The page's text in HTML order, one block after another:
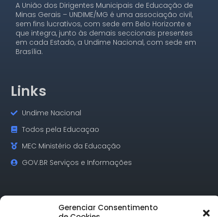
Gerenciar Consentimento
A União dos Dirigentes Municipais de Educação de
Minas Gerais – UNDIME/MG é uma associação civil,
sem fins lucrativos, com sede em Belo Horizonte e
que integra, junto às demais seccionais presentes
em cada Estado, a Undime Nacional, com sede em
Brasília.
Links
Undime Nacional
Todos pela Educaçao
MEC Ministério da Educação
GOV.BR Serviços e Informações
Contatos